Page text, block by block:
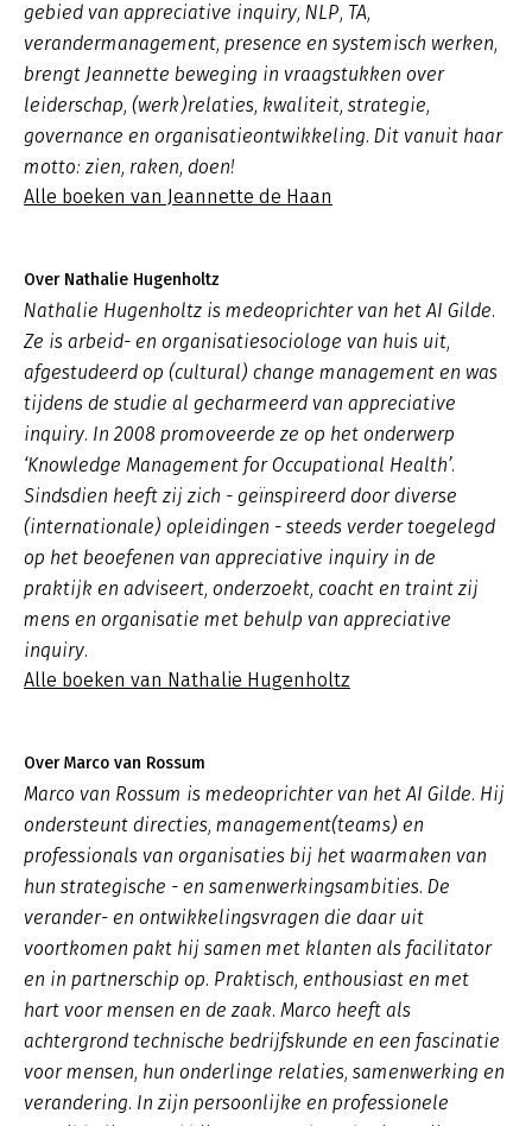
gebied van appreciative inquiry, NLP, TA,
verandermanagement, presence en systemisch werken,
brengt Jeannette beweging in vraagstukken over
leiderschap, (werk)relaties, kwaliteit, strategie,
governance en organisatieontwikkeling. Dit vanuit haar
motto: zien, raken, doen!
Alle boeken van Jeannette de Haan
Over Nathalie Hugenholtz
Nathalie Hugenholtz is medeoprichter van het AI Gilde.
Ze is arbeid- en organisatiesociologe van huis uit,
afgestudeerd op (cultural) change management en was
tijdens de studie al gecharmeerd van appreciative
inquiry. In 2008 promoveerde ze op het onderwerp
‘Knowledge Management for Occupational Health’.
Sindsdien heeft zij zich - geïnspireerd door diverse
(internationale) opleidingen - steeds verder toegelegd
op het beoefenen van appreciative inquiry in de
praktijk en adviseert, onderzoekt, coacht en traint zij
mens en organisatie met behulp van appreciative
inquiry.
Alle boeken van Nathalie Hugenholtz
Over Marco van Rossum
Marco van Rossum is medeoprichter van het AI Gilde. Hij
ondersteunt directies, management(teams) en
professionals van organisaties bij het waarmaken van
hun strategische - en samenwerkingsambities. De
verander- en ontwikkelingsvragen die daar uit
voortkomen pakt hij samen met klanten als facilitator
en in partnerschip op. Praktisch, enthousiast en met
hart voor mensen en de zaak. Marco heeft als
achtergrond technische bedrijfskunde en een fascinatie
voor mensen, hun onderlinge relaties, samenwerking en
verandering. In zijn persoonlijke en professionele